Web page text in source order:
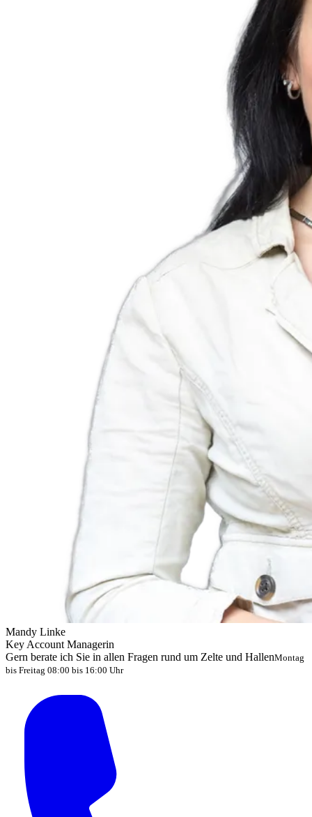
Mandy Linke
Key Account Managerin
Gern berate ich Sie in allen Fragen rund um Zelte und HallenMontag
bis Freitag 08:00 bis 16:00 Uhr